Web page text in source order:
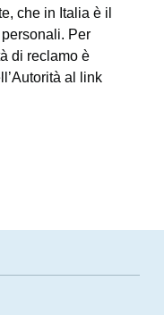
che in Italia è il
Per
di reclamo è
al link